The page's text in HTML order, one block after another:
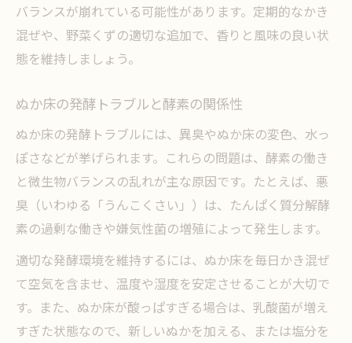
バランスが崩れている可能性があります。定期的なかき
混ぜや、野菜くずの適切な追加で、香りと風味の良い状
態を維持しましょう。
ぬか床の発酵トラブルと酵素の関係性
ぬか床の発酵トラブルには、異臭やぬか床の変色、水っ
ぽさなどが挙げられます。これらの問題は、酵素の働き
と微生物バランスの乱れが主な原因です。たとえば、悪
臭（いわゆる「うんこくさい」）は、たんぱく質分解酵
素の過剰な働きや嫌気性菌の増殖によって発生します。
適切な発酵環境を維持するには、ぬか床を毎日かき混ぜ
て空気を含ませ、温度や湿度を安定させることが大切で
す。また、ぬか床が酸っぱすぎる場合は、乳酸菌が増え
すぎた状態なので、新しいぬかを加える、または塩分を